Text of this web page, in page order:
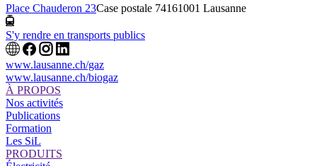
Place Chauderon 23Case postale 74161001 Lausanne
S'y rendre en transports publics
www.lausanne.ch/gaz
www.lausanne.ch/biogaz
À PROPOS
Nos activités
Publications
Formation
Les SiL
PRODUITS